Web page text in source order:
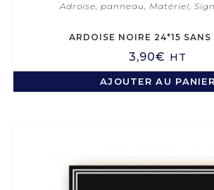
Adroise, panneau, Matériel,
ARDOISE NOIRE 24*15 SANS
3,90€ HT
AJOUTER AU PANIER